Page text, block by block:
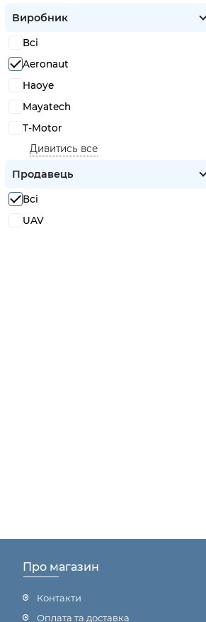
Виробник
Всі
Aeronaut
Haoye
Mayatech
T-Motor
Дивитись все
Продавець
Всі
UAV
Про магазин
Контакти
Оплата та доставка